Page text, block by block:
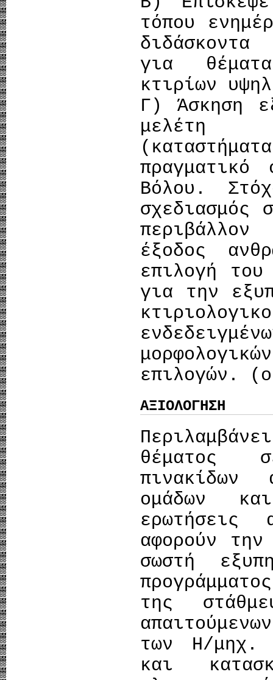
τόπου
για
κτιρίων
Γ) Άσκηση
μελέτη
πραγματικό
Βόλου.
σχεδιασμός
έξοδος
επιλογή
για την
επιλογών.
ΑΞΙΟΛΟΓΗΣΗ
θέματος
ομάδων
αφορούν
σωστή
της
των Η/μηχ.
και